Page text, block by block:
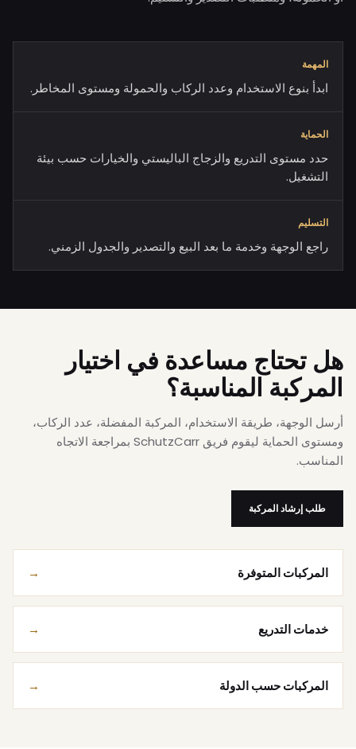
المهمة
ابدأ بنوع الاستخدام وعدد الركاب والحمولة ومستوى المخاطر.
الحماية
حدد مستوى التدريع والزجاج الباليستي والخيارات حسب بيئة
التشغيل.
التسليم
راجع الوجهة وخدمة ما بعد البيع والتصدير والجدول الزمني.
هل تحتاج مساعدة في اختيار
المركبة المناسبة؟
أرسل الوجهة، طريقة الاستخدام، المركبة المفضلة، عدد الركاب،
ومستوى الحماية ليقوم فريق SchutzCarr بمراجعة الاتجاه
المناسب.
طلب إرشاد المركبة
المركبات المتوفرة
خدمات التدريع
المركبات حسب الدولة